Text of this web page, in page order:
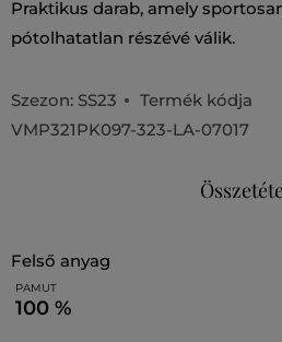
Praktikus darab, amely
pótolhatatlan részévé válik.
Szezon: SS23
Termék kódja
VMP321PK097-323-LA-07017
felső anyag
PAMUT
100 %